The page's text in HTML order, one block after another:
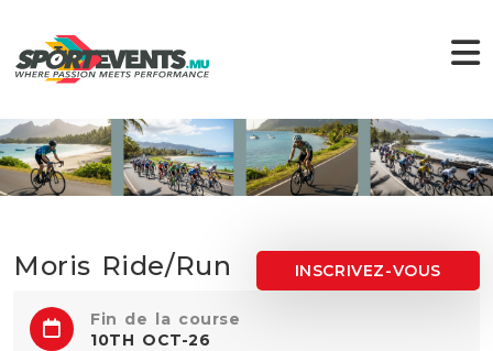
Moris Ride/Run INSCRIVEZ-VOUS
Fin de la course
10TH OCT-26